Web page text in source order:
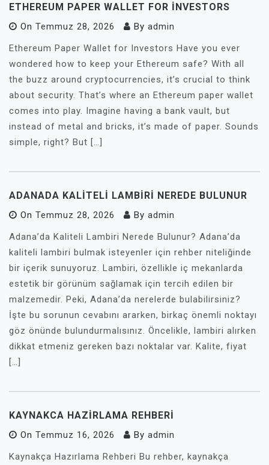
ETHEREUM PAPER WALLET FOR İNVESTORS
On Temmuz 28, 2026 By admin
Ethereum Paper Wallet for Investors Have you ever
wondered how to keep your Ethereum safe? With all
the buzz around cryptocurrencies, it’s crucial to think
about security. That’s where an Ethereum paper wallet
comes into play. Imagine having a bank vault, but
instead of metal and bricks, it’s made of paper. Sounds
simple, right? But […]
ADANADA KALITELI LAMBIRI NEREDE BULUNUR
On Temmuz 28, 2026 By admin
Adana’da Kaliteli Lambiri Nerede Bulunur? Adana’da
kaliteli lambiri bulmak isteyenler için rehber niteliğinde
bir içerik sunuyoruz. Lambiri, özellikle iç mekanlarda
estetik bir görünüm sağlamak için tercih edilen bir
malzemedir. Peki, Adana’da nerelerde bulabilirsiniz?
İşte bu sorunun cevabını ararken, birkaç önemli noktayı
göz önünde bulundurmalısınız. Öncelikle, lambiri alırken
dikkat etmeniz gereken bazı noktalar var. Kalite, fiyat
[…]
KAYNAKCA HAZIRLAMA REHBERI
On Temmuz 16, 2026 By admin
Kaynakça Hazırlama Rehberi Bu rehber, kaynakça